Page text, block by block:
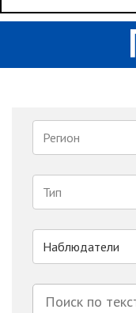
Регион
Тип
Наблюдатели